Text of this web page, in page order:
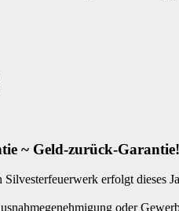
~ Geld-zurück-Garantie!
erfolgt dieses
oder